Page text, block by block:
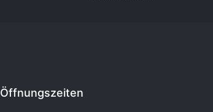
Öffnungszeiten